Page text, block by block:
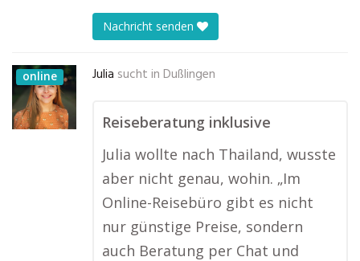
Nachricht senden
online Julia sucht in Dußlingen
Reiseberatung inklusive
Julia wollte nach Thailand, wusste
aber nicht genau, wohin. „Im
Online-Reisebüro gibt es nicht
nur günstige Preise, sondern
auch Beratung per Chat und